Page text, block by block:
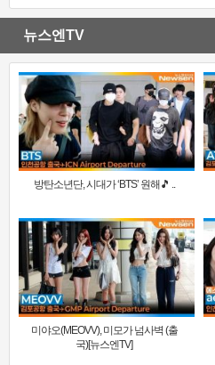
뉴스엔TV
방탄소년단, 시대가 ‘BTS’ 원해🎵 ..
미야오(MEOVV), 미모가 넘사벽 (출
국)[뉴스엔TV]